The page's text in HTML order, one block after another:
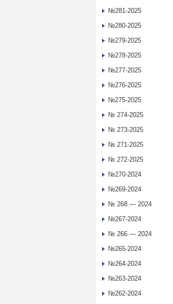
№281-2025
№280-2025
№279-2025
№278-2025
№277-2025
№276-2025
№275-2025
№ 274-2025
№ 273-2025
№ 271-2025
№ 272-2025
№270-2024
№269-2024
№ 268 — 2024
№267-2024
№ 266 — 2024
№265-2024
№264-2024
№263-2024
№262-2024